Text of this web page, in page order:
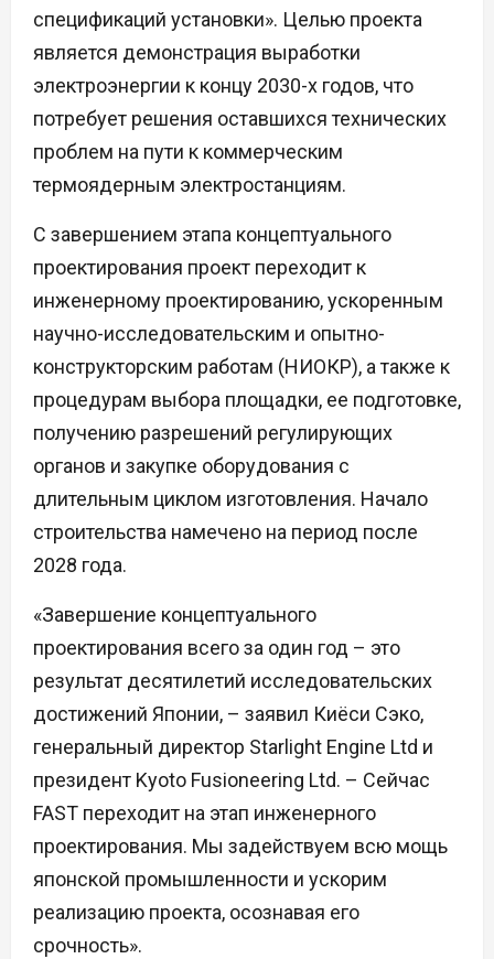
спецификаций установки». Целью проекта
является демонстрация выработки
электроэнергии к концу 2030-х годов, что
потребует решения оставшихся технических
проблем на пути к коммерческим
термоядерным электростанциям.
С завершением этапа концептуального
проектирования проект переходит к
инженерному проектированию, ускоренным
научно-исследовательским и опытно-
конструкторским работам (НИОКР), а также к
процедурам выбора площадки, ее подготовке,
получению разрешений регулирующих
органов и закупке оборудования с
длительным циклом изготовления. Начало
строительства намечено на период после
2028 года.
«Завершение концептуального
проектирования всего за один год – это
результат десятилетий исследовательских
достижений Японии, – заявил Киёси Сэко,
генеральный директор Starlight Engine Ltd и
президент Kyoto Fusioneering Ltd. – Сейчас
FAST переходит на этап инженерного
проектирования. Мы задействуем всю мощь
японской промышленности и ускорим
реализацию проекта, осознавая его
срочность».